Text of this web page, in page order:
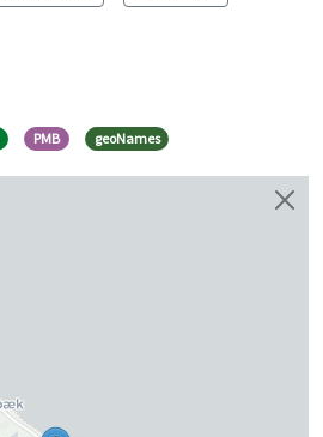
PMB geoNames